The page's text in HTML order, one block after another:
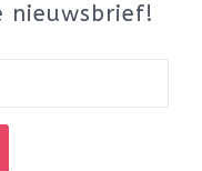
nieuwsbrief!